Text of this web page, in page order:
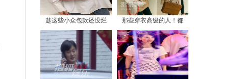
趁这些小众包款还没烂 那些穿衣高级的人！都